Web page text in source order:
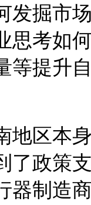
发掘市
思考如
等提升
区本身
了政策
器制造